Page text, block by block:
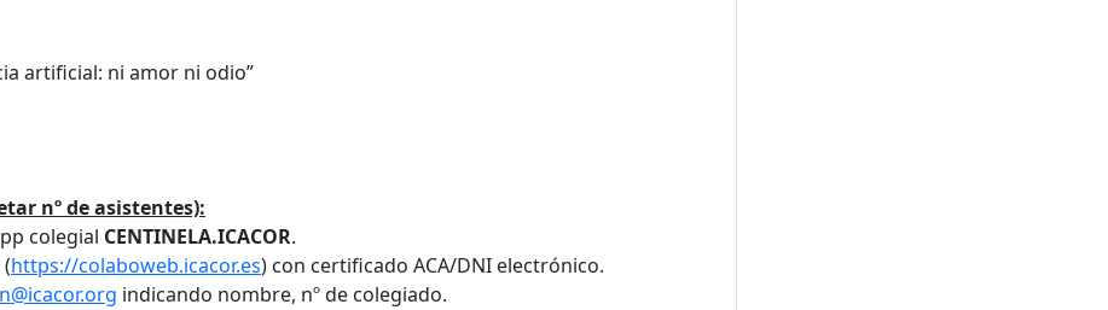
artificial: ni amor ni odio”
nº de asistentes):
colegial CENTINELA.ICACOR.
https://colaboweb.icacor.es) con certificado ACA/DNI electrónico.
indicando nombre, nº de colegiado.